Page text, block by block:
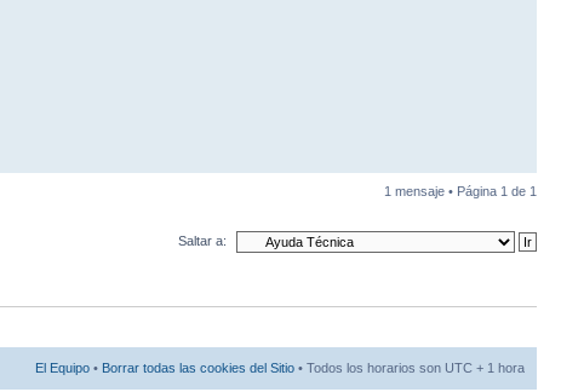
1 mensaje • Página 1 de 1
Saltar a:
El Equipo • Borrar todas las cookies del Sitio • Todos los horarios son UTC + 1 hora